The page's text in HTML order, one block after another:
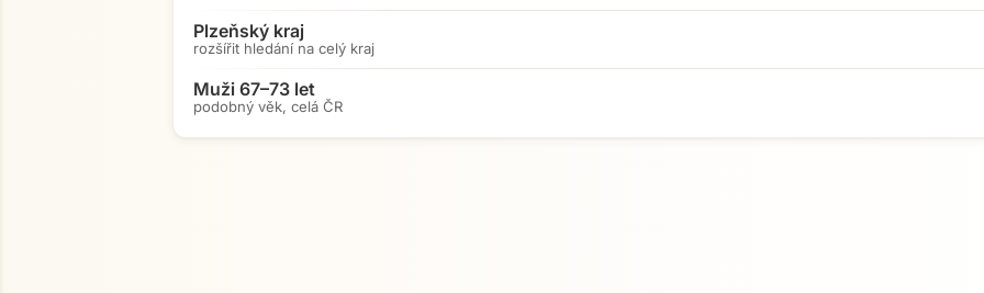
Plzeňský kraj
rozšířit hledání na celý kraj
Muži 67–73 let
podobný věk, celá ČR